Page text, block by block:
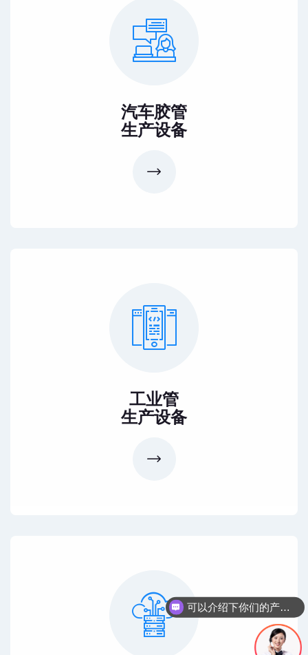
汽车胶管
生产设备
工业管
生产设备
你们是怎么收费的呢